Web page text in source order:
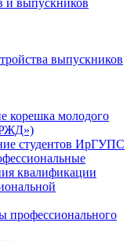
и выпускников
выпускников
корешка молодого
студентов ИрГУПС
квалификации
профессионального